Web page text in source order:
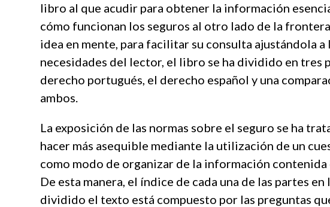
libro al que acudir para obtener la información
cómo funcionan los seguros al otro lado de la
idea en mente, para facilitar su consulta ajustándola a
necesidades del lector, el libro se ha dividido en tres
derecho portugués, el derecho español y una
ambos.
La exposición de las normas sobre el seguro se ha
hacer más asequible mediante la utilización de un
como modo de organizar de la información
De esta manera, el índice de cada una de las partes en
dividido el texto está compuesto por las preguntas